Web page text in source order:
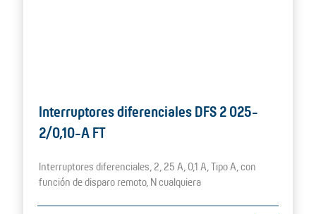
Interruptores diferenciales DFS 2 025-
2/0,10-A FT
Interruptores diferenciales, 2, 25 A, 0,1 A, Tipo A, con
función de disparo remoto, N cualquiera